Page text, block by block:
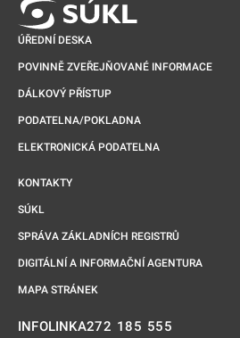
ÚŘEDNÍ DESKA
POVINNĚ ZVEŘEJŇOVANÉ INFORMACE
DÁLKOVÝ PŘÍSTUP
PODATELNA/POKLADNA
ELEKTRONICKÁ PODATELNA
KONTAKTY
SÚKL
SPRÁVA ZÁKLADNÍCH REGISTRŮ
DIGITÁLNÍ A INFORMAČNÍ AGENTURA
MAPA STRÁNEK
INFOLINKA272 185 555